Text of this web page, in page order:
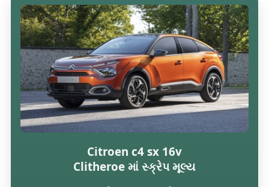
Citroen c4 sx 16v
Clitheroe માં સ્ક્રેપ મૂલ્ય